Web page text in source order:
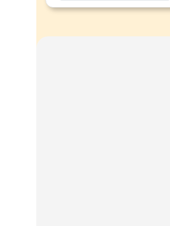
verwendet wird. Er ist aus dem